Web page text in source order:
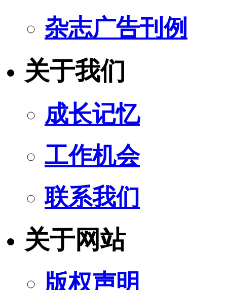
杂志广告刊例
关于我们
成长记忆
工作机会
联系我们
关于网站
版权声明